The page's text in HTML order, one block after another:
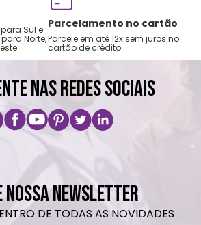
Sul e
Norte,
Parcelamento no cartão
Parcele em até 12x sem juros no
cartão de crédito
NAS REDES SOCIAIS
NOSSA NEWSLETTER
DE TODAS AS NOVIDADES